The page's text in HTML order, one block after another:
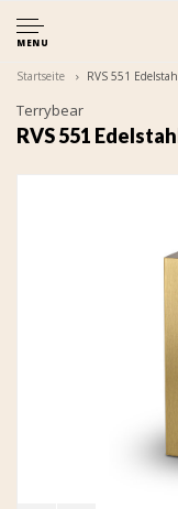
MENU
Startseite RVS 551
Terrybear
RVS 551